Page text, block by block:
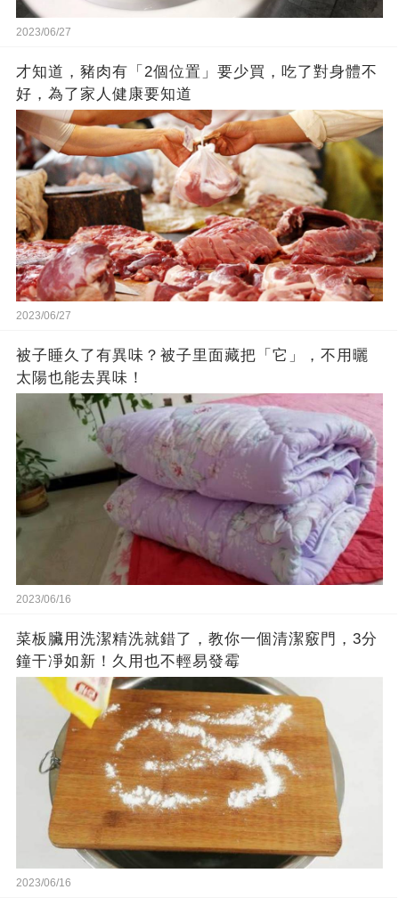
2023/06/27
才知道，豬肉有「2個位置」要少買，吃了對身體不
好，為了家人健康要知道
2023/06/27
被子睡久了有異味？被子里面藏把「它」，不用曬
太陽也能去異味！
2023/06/16
菜板臟用洗潔精洗就錯了，教你一個清潔竅門，3分
鐘干凈如新！久用也不輕易發霉
2023/06/16